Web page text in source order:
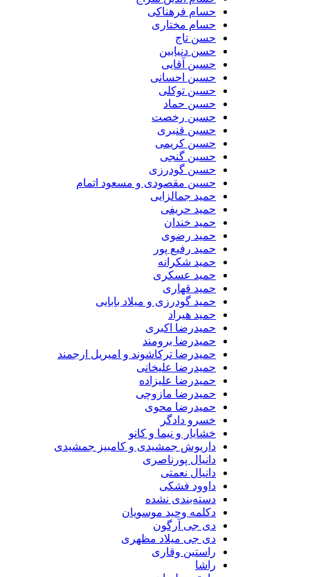
حسام فرهناکی
حسام مختاری
حسن تاج
حسن دنیابین
حسین آقایی
حسین احسانی
حسین توکلی
حسین حماد
حسین رخصت
حسین قنبری
حسین کریمی
حسین گنجی
حسین گودرزی
حسین مقصودی و مسعود اتمام
حمید جمالزایی
حمید حریفی
حمید خندان
حمید رضوی
حمید رفیع پور
حمید شکرانه
حمید عسکری
حمید قهاری
حمید گودرزی و میلاد بابایی
حمید هیراد
حمیدرضا اکبری
حمیدرضا برومند
حمیدرضا ترکاشوند و امیریل ارجمند
حمیدرضا علیخانی
حمیدرضا علیزاده
حمیدرضا مازوچی
حمیدرضا محوی
خسرو دادگر
خشایار و نیما و کانو
داریوش جمشیدی و کامبیز جمشیدی
دانیال پورناصری
دانیال نعمتی
داوود فشکی
دسته‌بندی نشده
دکلمه وحید موسویان
دی جی آرگون
دی جی میلاد مظهری
راستین وقاری
راشا